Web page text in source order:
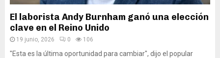
El laborista Andy Burnham ganó una elección
clave en el Reino Unido
19 junio, 2026 0 106
"Esta es la última oportunidad para cambiar", dijo el popular